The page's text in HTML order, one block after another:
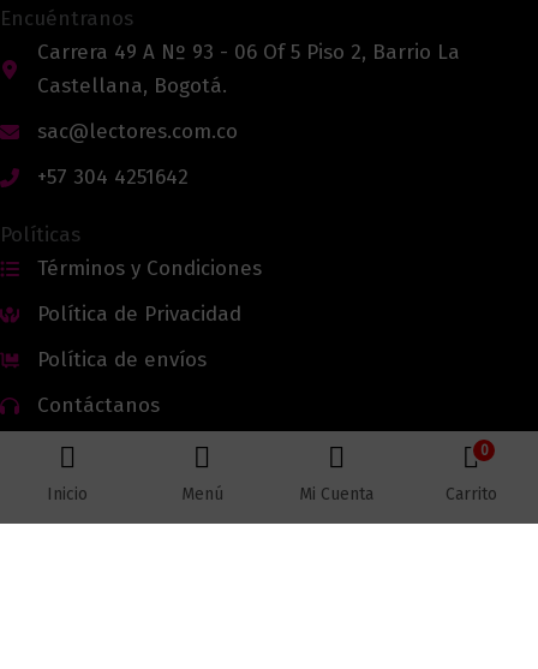
Encuéntranos
Carrera 49 A Nº 93 - 06 Of 5 Piso 2, Barrio La
Castellana, Bogotá.
sac@lectores.com.co
+57 304 4251642
Políticas
Términos y Condiciones
Política de Privacidad
Política de envíos
Contáctanos
Todos los derechos reservados © 2026 Lectores.co |
Inicio Menú Mi Cuenta
0
Carrito